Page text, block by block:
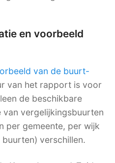
en voorbeeld
van de buurt-
van het rapport is voor
de beschikbare
van vergelijkingsbuurten
per gemeente, per wijk
verschillen.